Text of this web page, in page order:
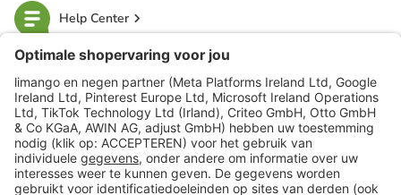
Help Center
limango
Veilig winkelen
Klantenservice